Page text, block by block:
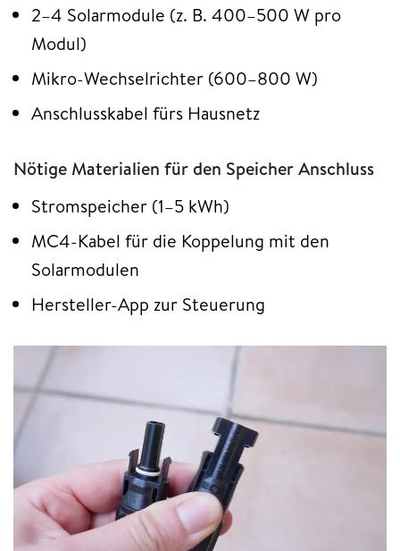
2–4 Solarmodule (z. B. 400–500 W pro
Modul)
Mikro-Wechselrichter (600–800 W)
Anschlusskabel fürs Hausnetz
Nötige Materialien für den Speicher Anschluss
Stromspeicher (1–5 kWh)
MC4-Kabel für die Koppelung mit den
Solarmodulen
Hersteller-App zur Steuerung